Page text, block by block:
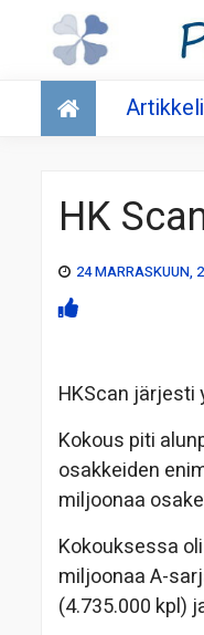
Talous
HK
24 MARRASKUUN,
HKScan järjesti
Kokous piti
osakkeiden
miljoonaa
Kokouksessa
miljoonaa A-
(4.735.000 kpl)